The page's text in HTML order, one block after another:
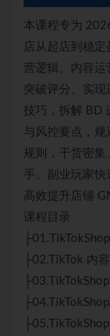
本课程专为
店从起店到稳
营逻辑、内容运
突破评分、实现
技巧，拆解 BD
与风控要点，
规则，干货密集
手、副业玩家快
高效提升店铺
课程目录
├02.TikTok 内